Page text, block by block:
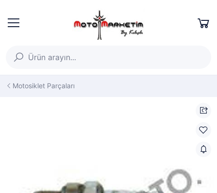
Motosiklet Parçaları